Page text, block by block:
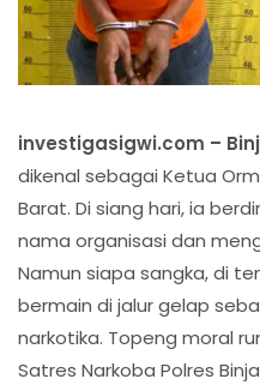
investigasigwi.com –
dikenal sebagai Ketua
Barat. Di siang hari, ia
nama organisasi dan
Namun siapa sangka, di
bermain di jalur gelap
narkotika. Topeng moral
Satres Narkoba Polres